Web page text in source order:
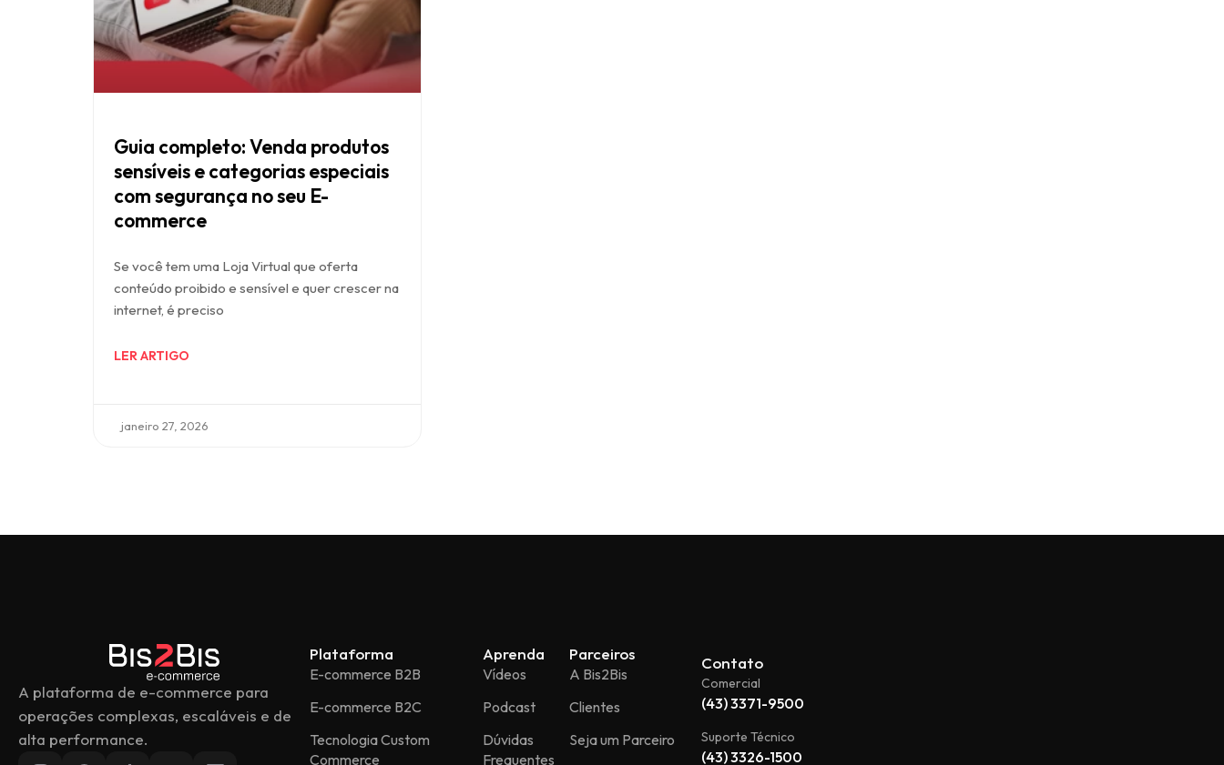
Guia completo: Venda produtos
sensíveis e categorias especiais
com segurança no seu E-
commerce
Se você tem uma Loja Virtual que oferta
conteúdo proibido e sensível e quer crescer na
internet, é preciso
LER ARTIGO
janeiro 27, 2026
A plataforma de e-commerce para
operações complexas, escaláveis e de
alta performance.
Plataforma
E-commerce B2B
E-commerce B2C
Tecnologia Custom
Commerce
Aprenda
Vídeos
Podcast
Dúvidas
Frequentes
Parceiros
A Bis2Bis
Clientes
Seja um Parceiro
Contato
Comercial
(43) 3371-9500
Suporte Técnico
(43) 3326-1500